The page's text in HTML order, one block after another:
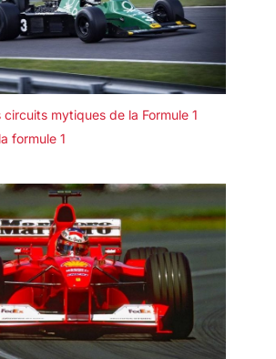
circuits mytiques de la Formule 1
formule 1